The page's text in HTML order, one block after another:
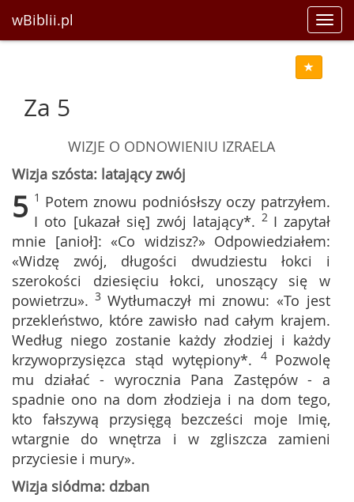
wBiblii.pl
Za 5
WIZJE O ODNOWIENIU IZRAELA
Wizja szósta: latający zwój
5 1 Potem znowu podniósłszy oczy patrzyłem.
I oto [ukazał się] zwój latający*. 2 I zapytał
mnie [anioł]: «Co widzisz?» Odpowiedziałem:
«Widzę zwój, długości dwudziestu łokci i
szerokości dziesięciu łokci, unoszący się w
powietrzu». 3 Wytłumaczył mi znowu: «To jest
przekleństwo, które zawisło nad całym krajem.
Według niego zostanie każdy złodziej i każdy
krzywoprzysięzca stąd wytępiony*. 4 Pozwolę
mu działać - wyrocznia Pana Zastępów - a
spadnie ono na dom złodzieja i na dom tego,
kto fałszywą przysięgą bezcześci moje Imię,
wtargnie do wnętrza i w zgliszcza zamieni
przyciesie i mury».
Wizja siódma: dzban